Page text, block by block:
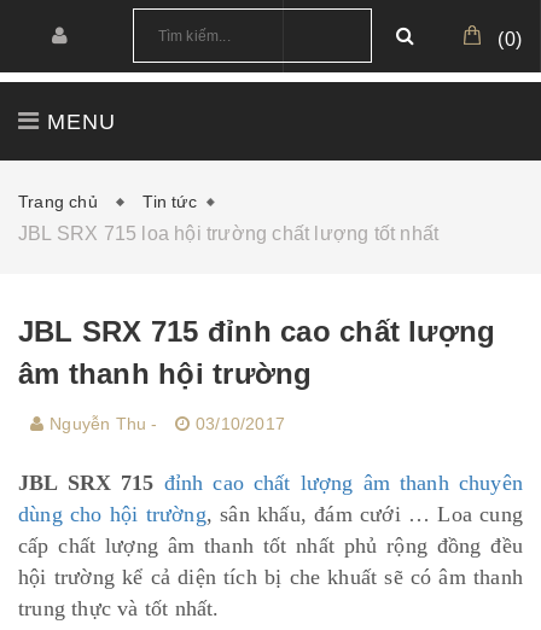
(0)
MENU
CẤU HÌNH MẪU
Trang chủ Tin tức
JBL SRX 715 loa hội trường chất lượng tốt nhất
JBL SRX 715 đỉnh cao chất lượng
âm thanh hội trường
Nguyễn Thu - 03/10/2017
JBL SRX 715 đỉnh cao chất lượng âm thanh chuyên
dùng cho hội trường, sân khấu, đám cưới … Loa cung
cấp chất lượng âm thanh tốt nhất phủ rộng đồng đều
hội trường kể cả diện tích bị che khuất sẽ có âm thanh
trung thực và tốt nhất.